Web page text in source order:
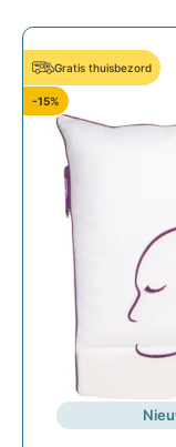
Gratis thuisbezord
-15%